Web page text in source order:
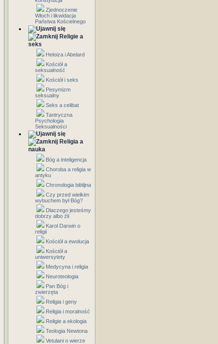
Zjednoczenie
Włoch i likwidacja
Państwa Kościelnego
Religie a
seks
Heloiza i Abelard
Kościół a
seksualność
Kościół i seks
Pesymizm
seksualny
Seks a celibat
Tantryczna
Psychologia
Seksualności
Religia a
nauka
Bóg a inteligencja
Choroba a religia w
antyku
Chronologia biblijna
Czy przed wielkim
wybuchem był Bóg?
Dlaczego jesteśmy
dobrzy albo źli
Karol Darwin o
religii
Kościół a ewolucja
Kościół a
uniwersytety
Medycyna i religia
Neuroteologia
Pan Bóg i
zwierzęta
Religia i geny
Religia i moralność
Religie a ekologia
Teologia Newtona
Vetulani o wierze